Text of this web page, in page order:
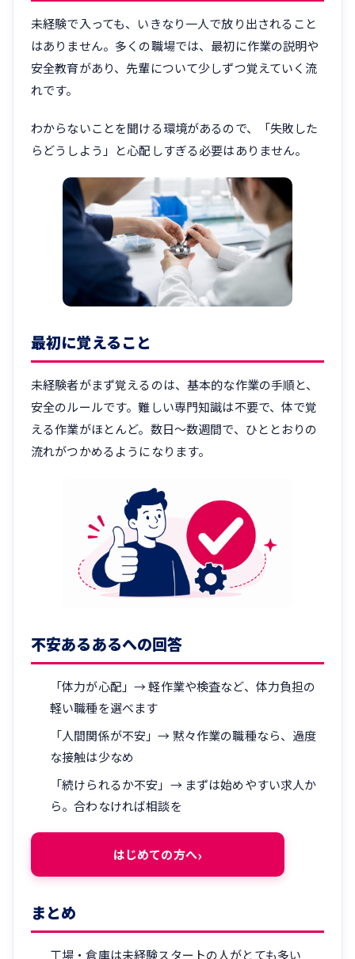
未経験で入っても、いきなり一人で放り出されること
はありません。多くの職場では、最初に作業の説明や
安全教育があり、先輩について少しずつ覚えていく流
れです。
わからないことを聞ける環境があるので、「失敗した
らどうしよう」と心配しすぎる必要はありません。
最初に覚えること
未経験者がまず覚えるのは、基本的な作業の手順と、
安全のルールです。難しい専門知識は不要で、体で覚
える作業がほとんど。数日〜数週間で、ひととおりの
流れがつかめるようになります。
不安あるあるへの回答
「体力が心配」→ 軽作業や検査など、体力負担の
軽い職種を選べます
「人間関係が不安」→ 黙々作業の職種なら、過度
な接触は少なめ
「続けられるか不安」→ まずは始めやすい求人か
ら。合わなければ相談を
はじめての方へ
まとめ
工場・倉庫は未経験スタートの人がとても多い